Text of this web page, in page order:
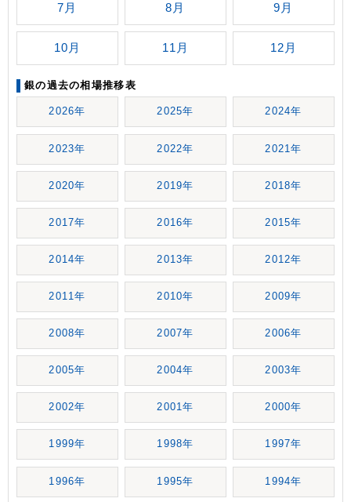
7月 8月 9月
10月 11月 12月
銀の過去の相場推移表
2026年 2025年 2024年
2023年 2022年 2021年
2020年 2019年 2018年
2017年 2016年 2015年
2014年 2013年 2012年
2011年 2010年 2009年
2008年 2007年 2006年
2005年 2004年 2003年
2002年 2001年 2000年
1999年 1998年 1997年
1996年 1995年 1994年